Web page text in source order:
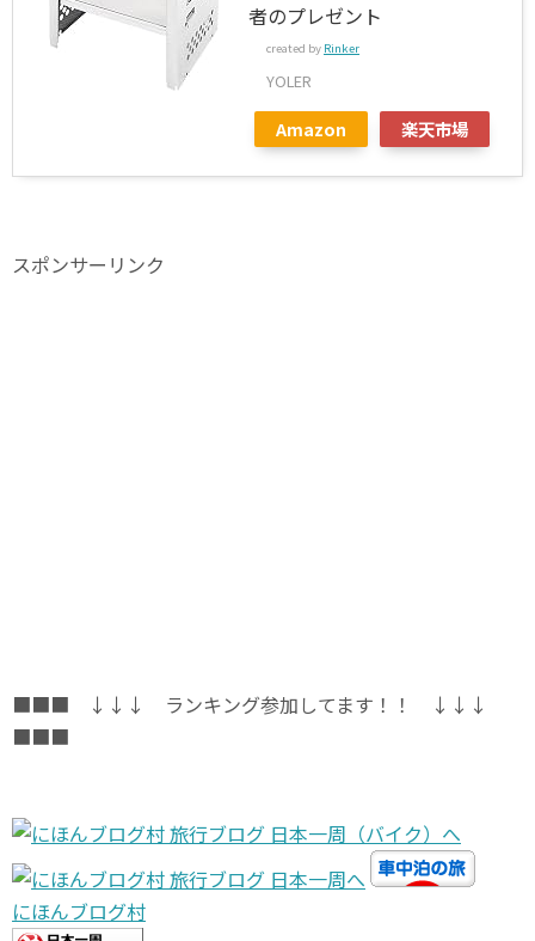
者のプレゼント
created by Rinker
YOLER
Amazon 楽天市場
スポンサーリンク
■■■ ↓↓↓ ランキング参加してます！！ ↓↓↓
■■■
にほんブログ村